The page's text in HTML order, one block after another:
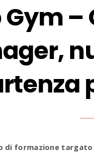
Gym
di formazione targato